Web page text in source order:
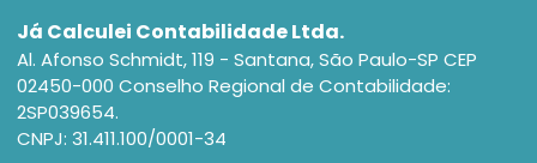
Já Calculei Contabilidade Ltda.
Al. Afonso Schmidt, 119 - Santana, São Paulo-SP CEP
02450-000 Conselho Regional de Contabilidade:
2SP039654.
CNPJ: 31.411.100/0001-34